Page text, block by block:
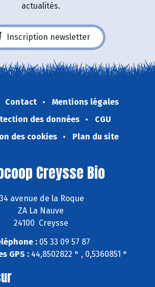
actualités.
Inscription newsletter
Contact
Mentions légales
des données
CGU
des cookies
Plan du site
Creysse Bio
avenue de la Roque
ZA La Nauve
24100 Creysse
:05 33 09 57 87
GPS :44,8502822 ° , 0,5360851 °